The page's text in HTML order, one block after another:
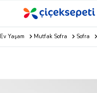
Ev Yaşam Mutfak Sofra Sofra